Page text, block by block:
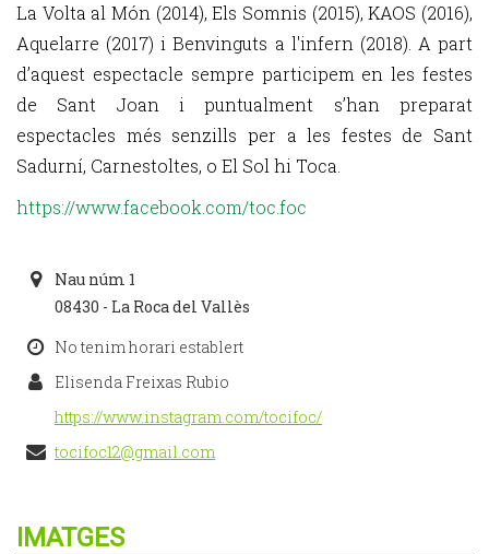
La Volta al Món (2014), Els Somnis (2015), KAOS (2016),
Aquelarre (2017) i Benvinguts a l'infern (2018). A part
d’aquest espectacle sempre participem en les festes
de Sant Joan i puntualment s’han preparat
espectacles més senzills per a les festes de Sant
Sadurní, Carnestoltes, o El Sol hi Toca.
https://www.facebook.com/toc.foc
Nau núm 1
08430 - La Roca del Vallès
No tenim horari establert
Elisenda Freixas Rubio
https://www.instagram.com/tocifoc/
tocifoc12@gmail.com
IMATGES